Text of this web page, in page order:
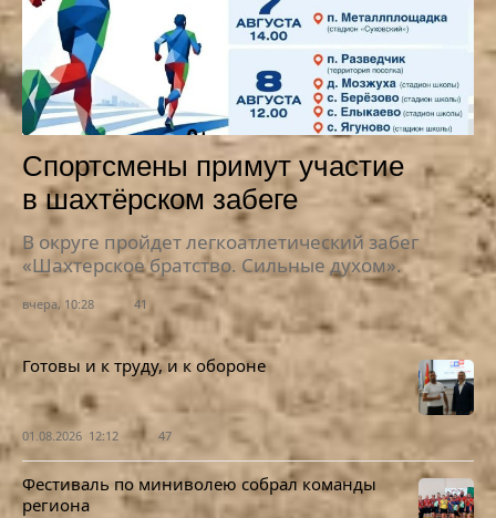
Спортсмены примут участие
в шахтёрском забеге
В округе пройдет легкоатлетический забег
«Шахтерское братство. Сильные духом».
вчера, 10:28 41
Готовы и к труду, и к обороне
01.08.2026 12:12 47
Фестиваль по миниволею собрал команды
региона